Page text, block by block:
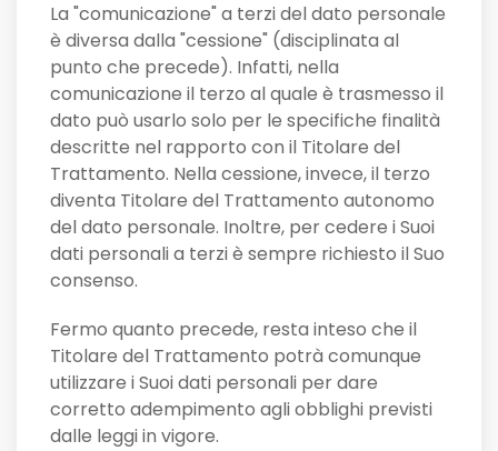
La "comunicazione" a terzi del dato personale
è diversa dalla "cessione" (disciplinata al
punto che precede). Infatti, nella
comunicazione il terzo al quale è trasmesso il
dato può usarlo solo per le specifiche finalità
descritte nel rapporto con il Titolare del
Trattamento. Nella cessione, invece, il terzo
diventa Titolare del Trattamento autonomo
del dato personale. Inoltre, per cedere i Suoi
dati personali a terzi è sempre richiesto il Suo
consenso.
Fermo quanto precede, resta inteso che il
Titolare del Trattamento potrà comunque
utilizzare i Suoi dati personali per dare
corretto adempimento agli obblighi previsti
dalle leggi in vigore.